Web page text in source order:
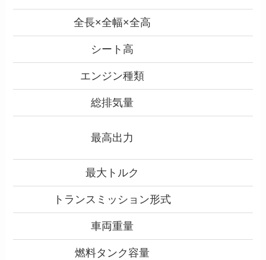
全長×全幅×全高
シート高
エンジン種類
総排気量
最高出力
最大トルク
トランスミッション形式
車両重量
燃料タンク容量